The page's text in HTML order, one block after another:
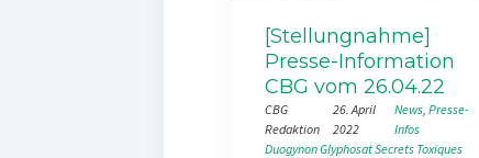
[Stellungnahme]
Presse-Information
CBG vom 26.04.22
CBG
Redaktion
26. April
2022
News, Presse-
Infos
DuogynonGlyphosatSecrets Toxiques